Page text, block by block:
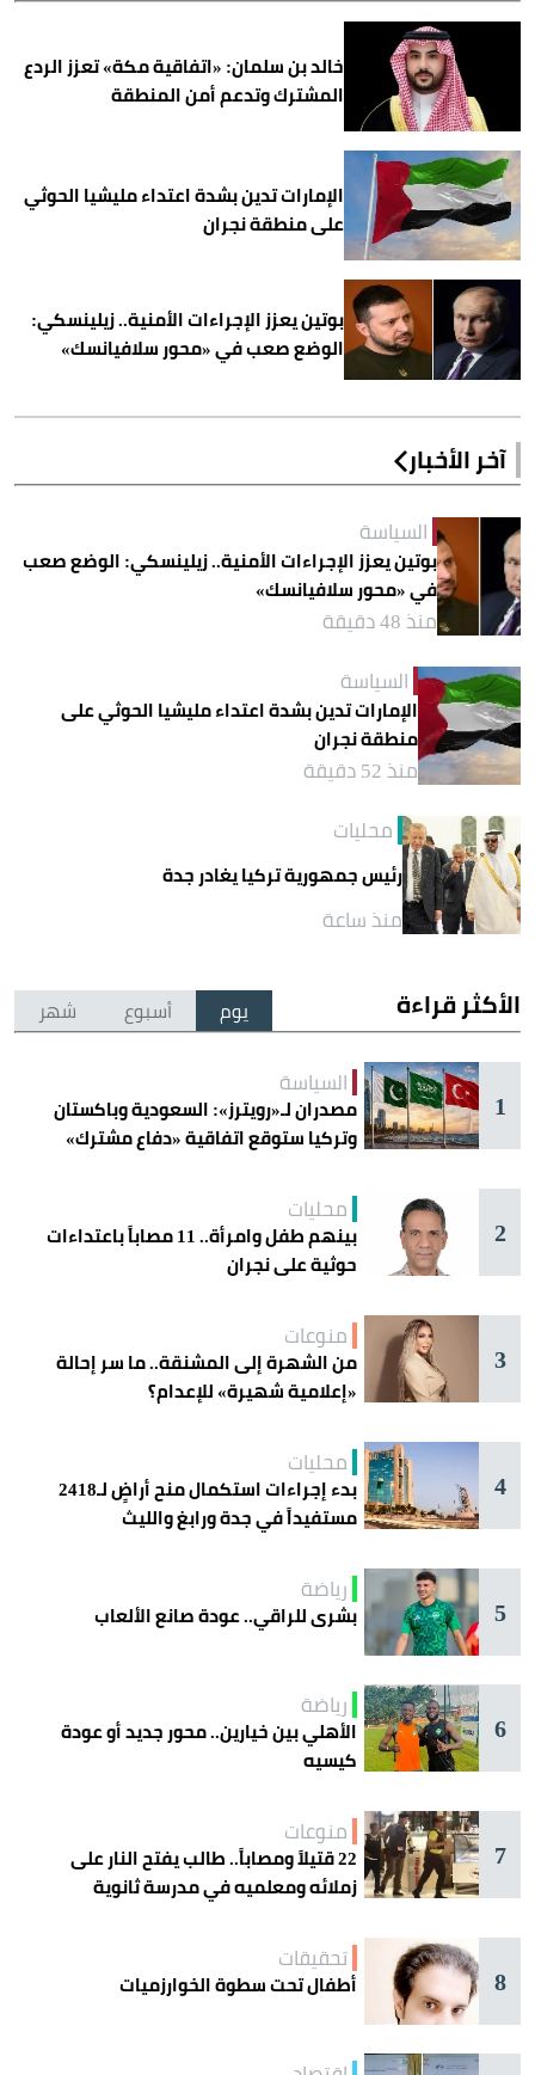
خالد بن سلمان: «اتفاقية مكة» تعزز الردع
المشترك وتدعم أمن المنطقة
الإمارات تدين بشدة اعتداء مليشيا الحوثي
على منطقة نجران
بوتين يعزز الإجراءات الأمنية.. زيلينسكي:
الوضع صعب في «محور سلافيانسك»
آخر الأخبار
السياسة
بوتين يعزز الإجراءات الأمنية.. زيلينسكي: الوضع صعب
في «محور سلافيانسك»
منذ 48 دقيقة
السياسة
الإمارات تدين بشدة اعتداء مليشيا الحوثي على
منطقة نجران
منذ 52 دقيقة
محليات
رئيس جمهورية تركيا يغادر جدة
منذ ساعة
الأكثر قراءة يوم أسبوع شهر
1
السياسة
مصدران لـ«رويترز»: السعودية وباكستان
وتركيا ستوقع اتفاقية «دفاع مشترك»
2
محليات
بينهم طفل وامرأة.. 11 مصاباً باعتداءات
حوثية على نجران
3
منوعات
من الشهرة إلى المشنقة.. ما سر إحالة
«إعلامية شهيرة» للإعدام؟
4
محليات
بدء إجراءات استكمال منح أراضٍ لـ2418
مستفيداً في جدة ورابغ والليث
5
رياضة
بشرى للراقي.. عودة صانع الألعاب
6
رياضة
الأهلي بين خيارين.. محور جديد أو عودة
كيسيه
7
منوعات
22 قتيلاً ومصاباً.. طالب يفتح النار على
زملائه ومعلميه في مدرسة ثانوية
8
تحقيقات
أطفال تحت سطوة الخوارزميات